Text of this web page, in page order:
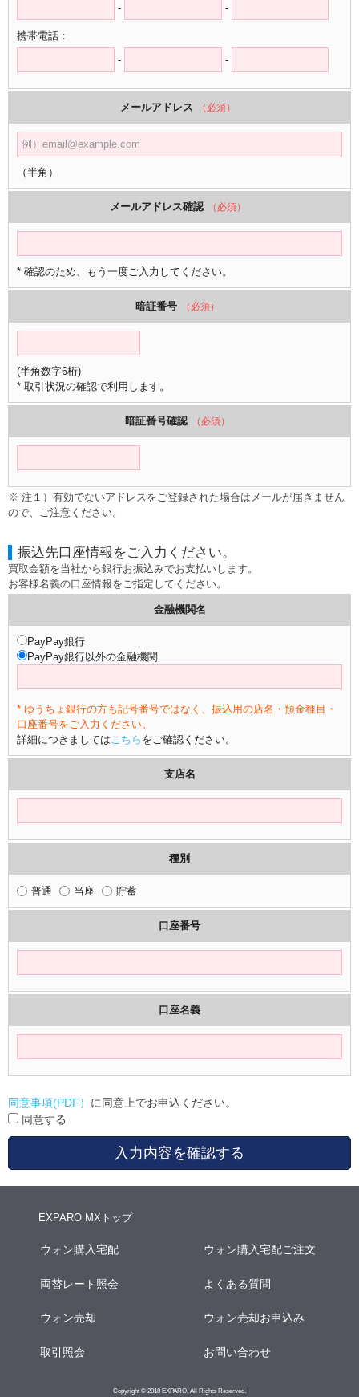
-
-
携帯電話：
-
-
メールアドレス （必須）
（半角）
メールアドレス確認 （必須）
* 確認のため、もう一度ご入力してください。
暗証番号 （必須）
(半角数字6桁)
* 取引状況の確認で利用します。
暗証番号確認 （必須）
※ 注１）有効でないアドレスをご登録された場合はメールが届きません
ので、ご注意ください。
振込先口座情報をご入力ください。
買取金額を当社から銀行お振込みでお支払いします。
お客様名義の口座情報をご指定してください。
金融機関名
PayPay銀行
PayPay銀行以外の金融機関
* ゆうちょ銀行の方も記号番号ではなく、振込用の店名・預金種目・
口座番号をご入力ください。
詳細につきましてはこちら をご確認ください。
支店名
種別
普通 当座 貯蓄
口座番号
口座名義
同意事項(PDF） に同意上でお申込ください。
同意する
入力内容を確認する
EXPARO MXトップ
ウォン購入宅配 ウォン購入宅配ご注文
両替レート照会 よくある質問
ウォン売却 ウォン売却お申込み
取引照会 お問い合わせ
Copyright © 2018 EXPARO. All Rights Reserved.